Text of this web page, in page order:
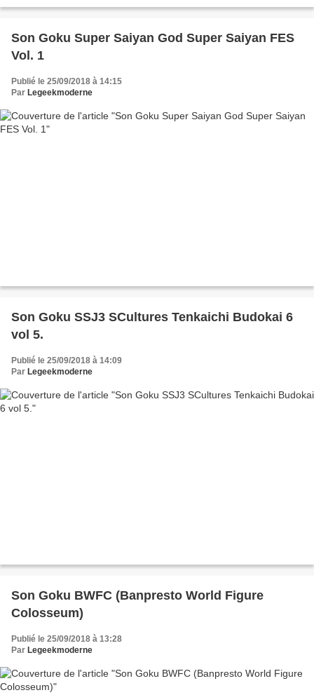
Son Goku Super Saiyan God Super Saiyan FES
Vol. 1
Publié le 25/09/2018 à 14:15
Par Legeekmoderne
Son Goku SSJ3 SCultures Tenkaichi Budokai 6
vol 5.
Publié le 25/09/2018 à 14:09
Par Legeekmoderne
Son Goku BWFC (Banpresto World Figure
Colosseum)
Publié le 25/09/2018 à 13:28
Par Legeekmoderne